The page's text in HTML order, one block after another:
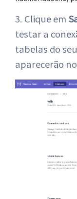
3. Clique em
testar a
tabelas do
aparecerão